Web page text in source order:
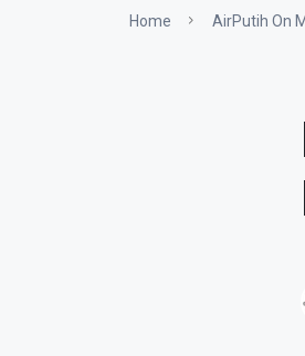
Home AirPutih On